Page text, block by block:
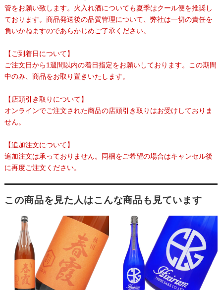
管をお願い致します。火入れ酒についても夏季はクール便を推奨し
ております。商品発送後の品質管理について、弊社は一切の責任を
負いかねますのであらかじめご了承ください。
【ご到着日について】
ご注文日から1週間以内の着日指定をお願いしております。この期間
中のみ、商品をお取り置きいたします。
【店頭引き取りについて】
オンラインでご注文された商品の店頭引き取りはお受けしておりま
せん。
【追加注文について】
追加注文は承っておりません。同梱をご希望の場合はキャンセル後
に再度ご注文ください。
この商品を見た人はこんな商品も見ています